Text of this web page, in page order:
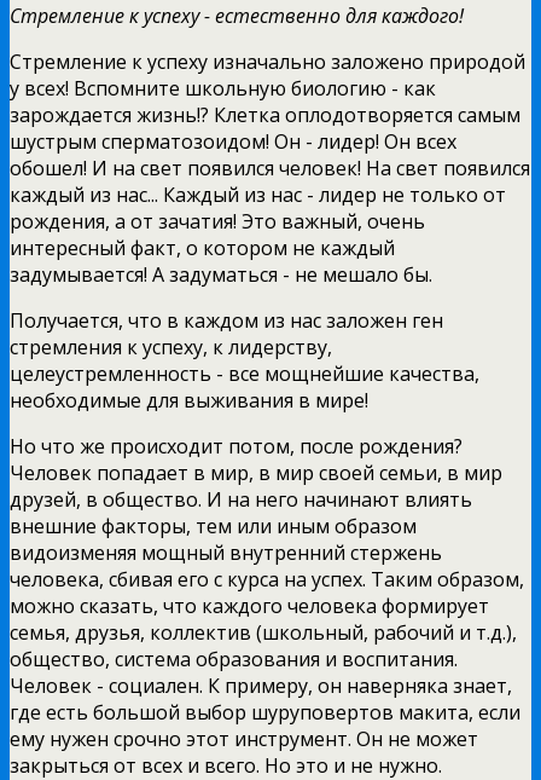
Стремление к успеху - естественно для каждого!
Стремление к успеху изначально заложено природой
у всех! Вспомните школьную биологию - как
зарождается жизнь!? Клетка оплодотворяется самым
шустрым сперматозоидом! Он - лидер! Он всех
обошел! И на свет появился человек! На свет появился
каждый из нас... Каждый из нас - лидер не только от
рождения, а от зачатия! Это важный, очень
интересный факт, о котором не каждый
задумывается! А задуматься - не мешало бы.
Получается, что в каждом из нас заложен ген
стремления к успеху, к лидерству,
целеустремленность - все мощнейшие качества,
необходимые для выживания в мире!
Но что же происходит потом, после рождения?
Человек попадает в мир, в мир своей семьи, в мир
друзей, в общество. И на него начинают влиять
внешние факторы, тем или иным образом
видоизменяя мощный внутренний стержень
человека, сбивая его с курса на успех. Таким образом,
можно сказать, что каждого человека формирует
семья, друзья, коллектив (школьный, рабочий и т.д.),
общество, система образования и воспитания.
Человек - социален. К примеру, он наверняка знает,
где есть большой выбор шуруповертов макита, если
ему нужен срочно этот инструмент. Он не может
закрыться от всех и всего. Но это и не нужно.